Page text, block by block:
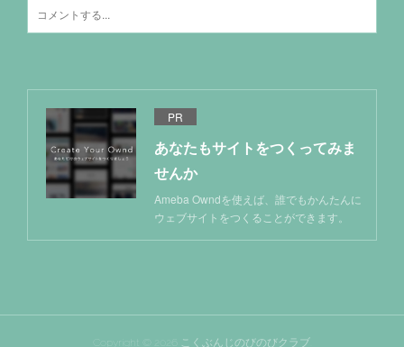
PR
あなたもサイトをつくってみま
せんか
Ameba Owndを使えば、誰でもかんたんに
ウェブサイトをつくることができます。
Copyright © こくぶんじのびのびクラブ